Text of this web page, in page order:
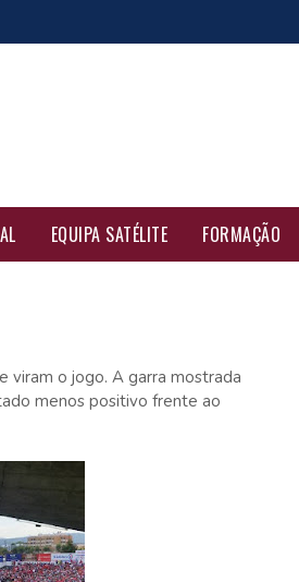
EQUIPA SATÉLITE FORMAÇÃO
viram o jogo. A garra mostrada
menos positivo frente ao